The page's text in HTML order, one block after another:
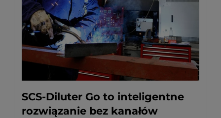
SCS-Diluter Go to inteligentne
rozwiązanie bez kanałów